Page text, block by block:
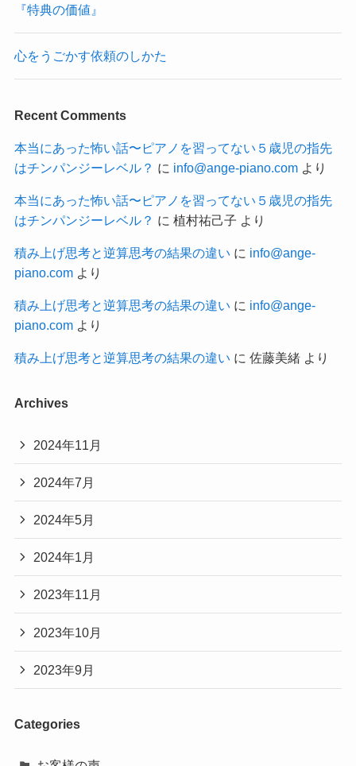
『特典の価値』
心をうごかす依頼のしかた
Recent Comments
本当にあった怖い話〜ピアノを習ってない５歳児の指先
はチンパンジーレベル？ に info@ange-piano.comより
本当にあった怖い話〜ピアノを習ってない５歳児の指先
はチンパンジーレベル？ に 植村祐己子 より
積み上げ思考と逆算思考の結果の違い に info@ange-
piano.comより
積み上げ思考と逆算思考の結果の違い に info@ange-
piano.comより
積み上げ思考と逆算思考の結果の違い に 佐藤美緒より
Archives
2024年11月
2024年7月
2024年5月
2024年1月
2023年11月
2023年10月
2023年9月
Categories